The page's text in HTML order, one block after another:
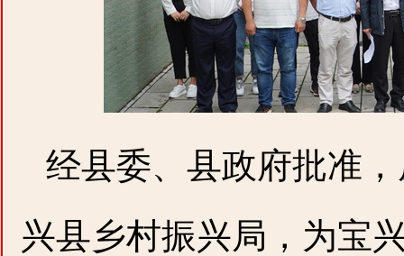
经县委、县政府批准
兴县乡村振兴局，为宝